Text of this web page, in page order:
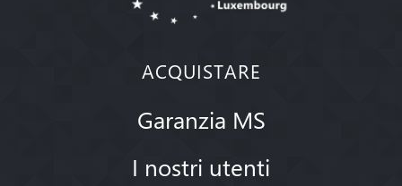
ACQUISTARE
Garanzia MS
I nostri utenti